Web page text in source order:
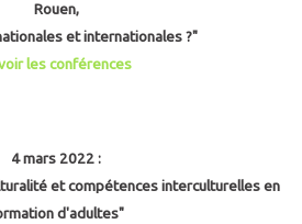
Rouen,
et internationales ?"
les conférences
4 mars 2022 :
et compétences interculturelles en
d'adultes"